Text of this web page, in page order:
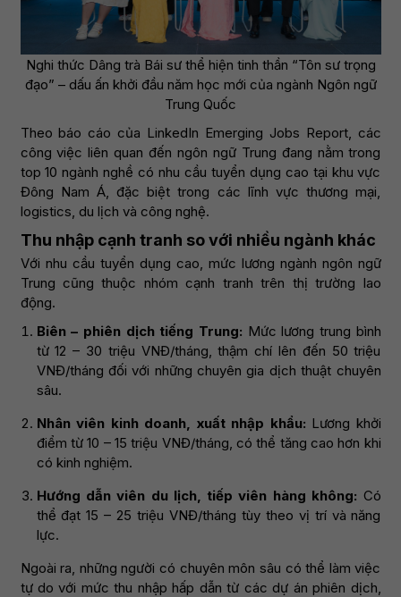
Nghi thức Dâng trà Bái sư thể hiện tinh thần “Tôn sư trọng
đạo” – dấu ấn khởi đầu năm học mới của ngành Ngôn ngữ
Trung Quốc
Theo báo cáo của LinkedIn Emerging Jobs Report, các
công việc liên quan đến ngôn ngữ Trung đang nằm trong
top 10 ngành nghề có nhu cầu tuyển dụng cao tại khu vực
Đông Nam Á, đặc biệt trong các lĩnh vực thương mại,
logistics, du lịch và công nghệ.
Thu nhập cạnh tranh so với nhiều ngành khác
Với nhu cầu tuyển dụng cao, mức lương ngành ngôn ngữ
Trung cũng thuộc nhóm cạnh tranh trên thị trường lao
động.
Biên – phiên dịch tiếng Trung: Mức lương trung bình
từ 12 – 30 triệu VNĐ/tháng, thậm chí lên đến 50 triệu
VNĐ/tháng đối với những chuyên gia dịch thuật chuyên
sâu.
Nhân viên kinh doanh, xuất nhập khẩu: Lương khởi
điểm từ 10 – 15 triệu VNĐ/tháng, có thể tăng cao hơn khi
có kinh nghiệm.
Hướng dẫn viên du lịch, tiếp viên hàng không: Có
thể đạt 15 – 25 triệu VNĐ/tháng tùy theo vị trí và năng
lực.
Ngoài ra, những người có chuyên môn sâu có thể làm việc
tự do với mức thu nhập hấp dẫn từ các dự án phiên dịch,